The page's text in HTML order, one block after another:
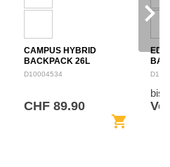
CAMPUS HYBRID
BACKPACK 26L
D10004534
CHF 89.90
shopping_cart
bis
navigate_next